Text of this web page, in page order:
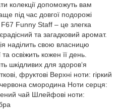
колекції допоможуть вам
під час довгої подорожі
Funny Staff – це злегка
та загадковий аромат.
наділить свою власницю
освіжить кожен її день.
шкідливих для здоров‘я
фруктові Верхні ноти: гіркий
смородина Ноти серця:
чай Шлейфові ноти: